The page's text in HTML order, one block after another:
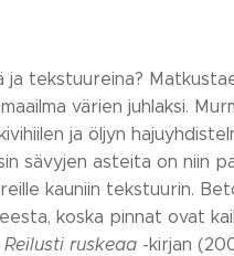
ja tekstuureina?
värien juhlaksi.
ja öljyn
sävyjen asteita on niin
kauniin tekstuurin.
koska pinnat ovat
Reilusti ruskeaa -kirjan